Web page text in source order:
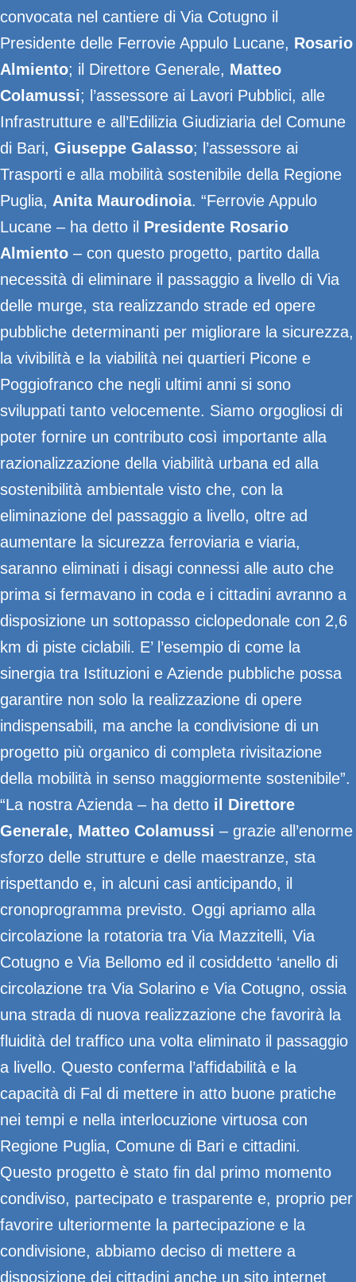
convocata nel cantiere di Via Cotugno il
Presidente delle Ferrovie Appulo Lucane, Rosario
Almiento; il Direttore Generale, Matteo
Colamussi; l’assessore ai Lavori Pubblici, alle
Infrastrutture e all’Edilizia Giudiziaria del Comune
di Bari, Giuseppe Galasso; l’assessore ai
Trasporti e alla mobilità sostenibile della Regione
Puglia, Anita Maurodinoia. “Ferrovie Appulo
Lucane – ha detto il Presidente Rosario
Almiento – con questo progetto, partito dalla
necessità di eliminare il passaggio a livello di Via
delle murge, sta realizzando strade ed opere
pubbliche determinanti per migliorare la sicurezza,
la vivibilità e la viabilità nei quartieri Picone e
Poggiofranco che negli ultimi anni si sono
sviluppati tanto velocemente. Siamo orgogliosi di
poter fornire un contributo così importante alla
razionalizzazione della viabilità urbana ed alla
sostenibilità ambientale visto che, con la
eliminazione del passaggio a livello, oltre ad
aumentare la sicurezza ferroviaria e viaria,
saranno eliminati i disagi connessi alle auto che
prima si fermavano in coda e i cittadini avranno a
disposizione un sottopasso ciclopedonale con 2,6
km di piste ciclabili. E’ l’esempio di come la
sinergia tra Istituzioni e Aziende pubbliche possa
garantire non solo la realizzazione di opere
indispensabili, ma anche la condivisione di un
progetto più organico di completa rivisitazione
della mobilità in senso maggiormente sostenibile”.
“La nostra Azienda – ha detto il Direttore
Generale, Matteo Colamussi – grazie all’enorme
sforzo delle strutture e delle maestranze, sta
rispettando e, in alcuni casi anticipando, il
cronoprogramma previsto. Oggi apriamo alla
circolazione la rotatoria tra Via Mazzitelli, Via
Cotugno e Via Bellomo ed il cosiddetto ‘anello di
circolazione tra Via Solarino e Via Cotugno, ossia
una strada di nuova realizzazione che favorirà la
fluidità del traffico una volta eliminato il passaggio
a livello. Questo conferma l’affidabilità e la
capacità di Fal di mettere in atto buone pratiche
nei tempi e nella interlocuzione virtuosa con
Regione Puglia, Comune di Bari e cittadini.
Questo progetto è stato fin dal primo momento
condiviso, partecipato e trasparente e, proprio per
favorire ulteriormente la partecipazione e la
condivisione, abbiamo deciso di mettere a
disposizione dei cittadini anche un sito internet